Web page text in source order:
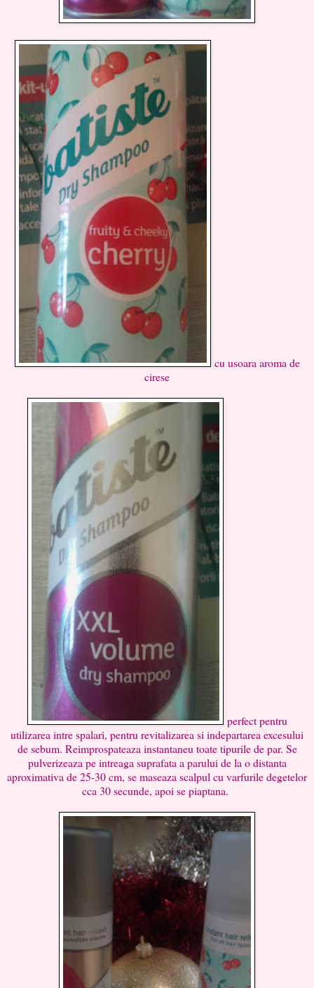
cu usoara aroma de
cirese
perfect pentru
utilizarea intre spalari, pentru revitalizarea si indepartarea excesului
de sebum. Reimprospateaza instantaneu toate tipurile de par. Se
pulverizeaza pe intreaga suprafata a parului de la o distanta
aproximativa de 25-30 cm, se maseaza scalpul cu varfurile degetelor
cca 30 secunde, apoi se piaptana.